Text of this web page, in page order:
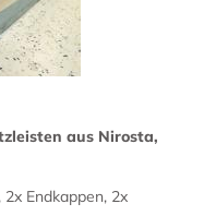
aus Ni­ros­ta,
End­kap­pen, 2x